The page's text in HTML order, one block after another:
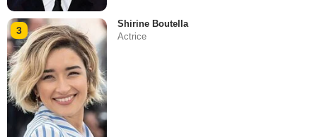
3
Shirine Boutella
Actrice